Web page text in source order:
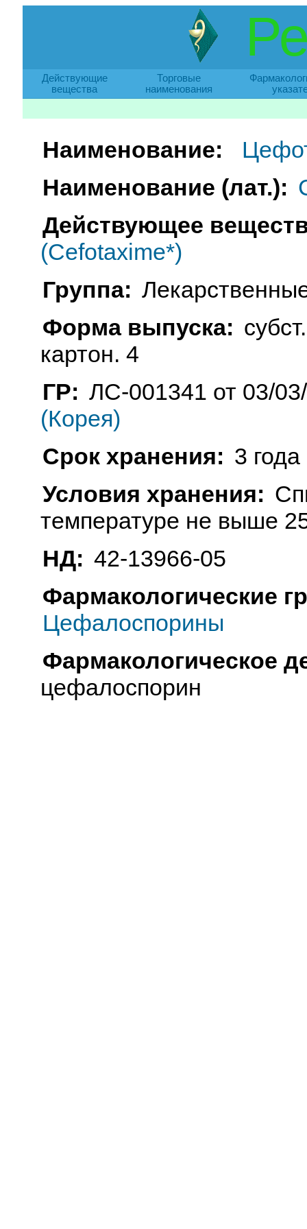
Действующие
вещества
Торговые
наименования
Наименование:
Наименование (лат.):
Действующее
(Cefotaxime*)
Группа:
Форма выпуска:
картон. 4
ГР: ЛС-001341 от 03/
(Корея)
Срок хранения: 3 года
Условия хранения:
температуре не выше
НД: 42-13966-05
Фармакологические
Цефалоспорины
Фармакологическое
цефалоспорин